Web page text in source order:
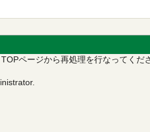
TOPページから再処理を行なってくだ